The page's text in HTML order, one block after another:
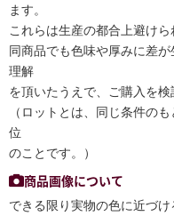
ます。
これらは生産の都合上避けら
同商品でも色味や厚みに差
理解
を頂いたうえで、ご購入を検
（ロットとは、同じ条件の
位
のことです。）
商品画像について
できる限り実物の色に近づ